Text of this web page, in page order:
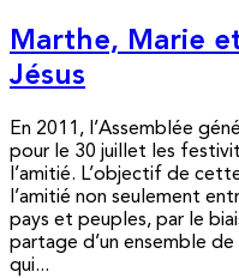
Marthe, Marie
Jésus
En 2011, l’Assemblée
pour le 30 juillet les
l’amitié. L’objectif de
l’amitié non seulement
pays et peuples, par le
partage d’un ensemble
qui...